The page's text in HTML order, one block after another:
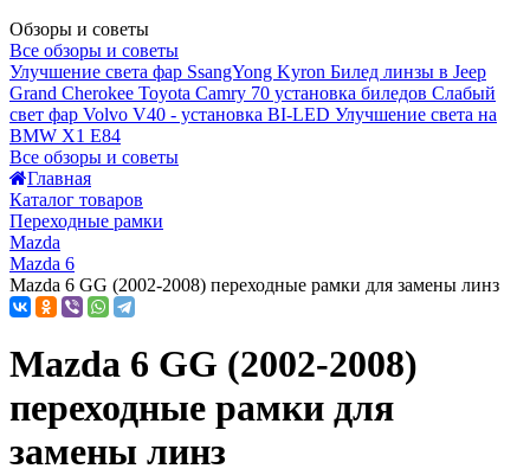
Обзоры и советы
Все обзоры и советы
Улучшение света фар SsangYong Kyron Билед линзы в Jeep
Grand Cherokee Toyota Camry 70 установка биледов Слабый
свет фар Volvo V40 - установка BI-LED Улучшение света на
BMW X1 E84
Все обзоры и советы
Главная
Каталог товаров
Переходные рамки
Mazda
Mazda 6
Mazda 6 GG (2002-2008) переходные рамки для замены линз
Mazda 6 GG (2002-2008)
переходные рамки для
замены линз